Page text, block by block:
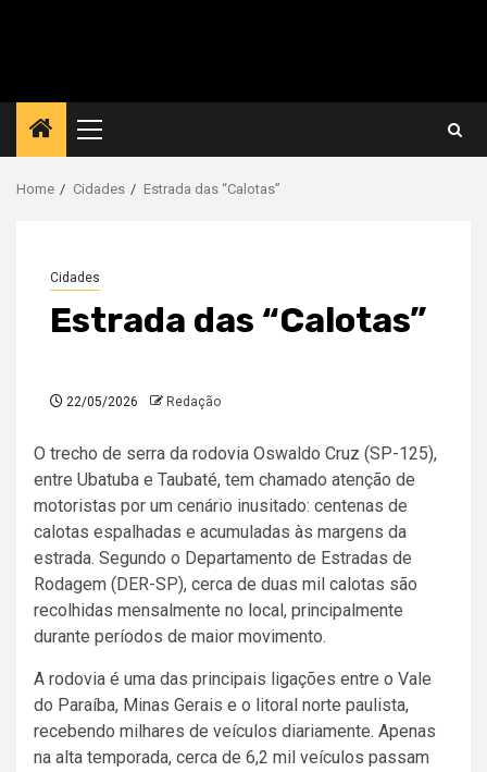
Primary
Menu
Home Cidades Estrada das “Calotas”
Cidades
Estrada das “Calotas”
22/05/2026 Redação
O trecho de serra da rodovia Oswaldo Cruz (SP-125),
entre Ubatuba e Taubaté, tem chamado atenção de
motoristas por um cenário inusitado: centenas de
calotas espalhadas e acumuladas às margens da
estrada. Segundo o Departamento de Estradas de
Rodagem (DER-SP), cerca de duas mil calotas são
recolhidas mensalmente no local, principalmente
durante períodos de maior movimento.
A rodovia é uma das principais ligações entre o Vale
do Paraíba, Minas Gerais e o litoral norte paulista,
recebendo milhares de veículos diariamente. Apenas
na alta temporada, cerca de 6,2 mil veículos passam